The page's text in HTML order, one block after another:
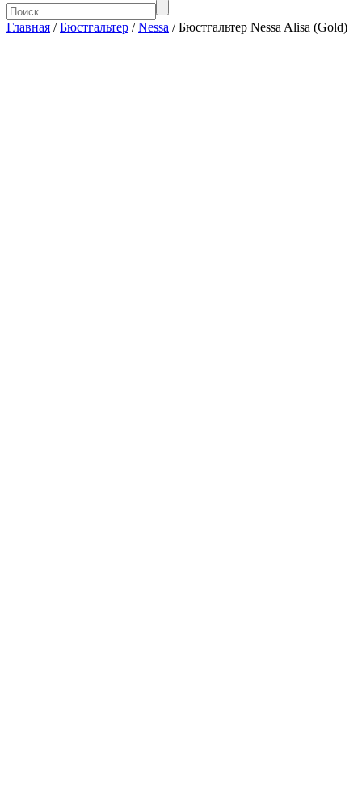
Главная /Бюстгальтер /Nessa / Бюстгальтер Nessa Alisa (Gold)